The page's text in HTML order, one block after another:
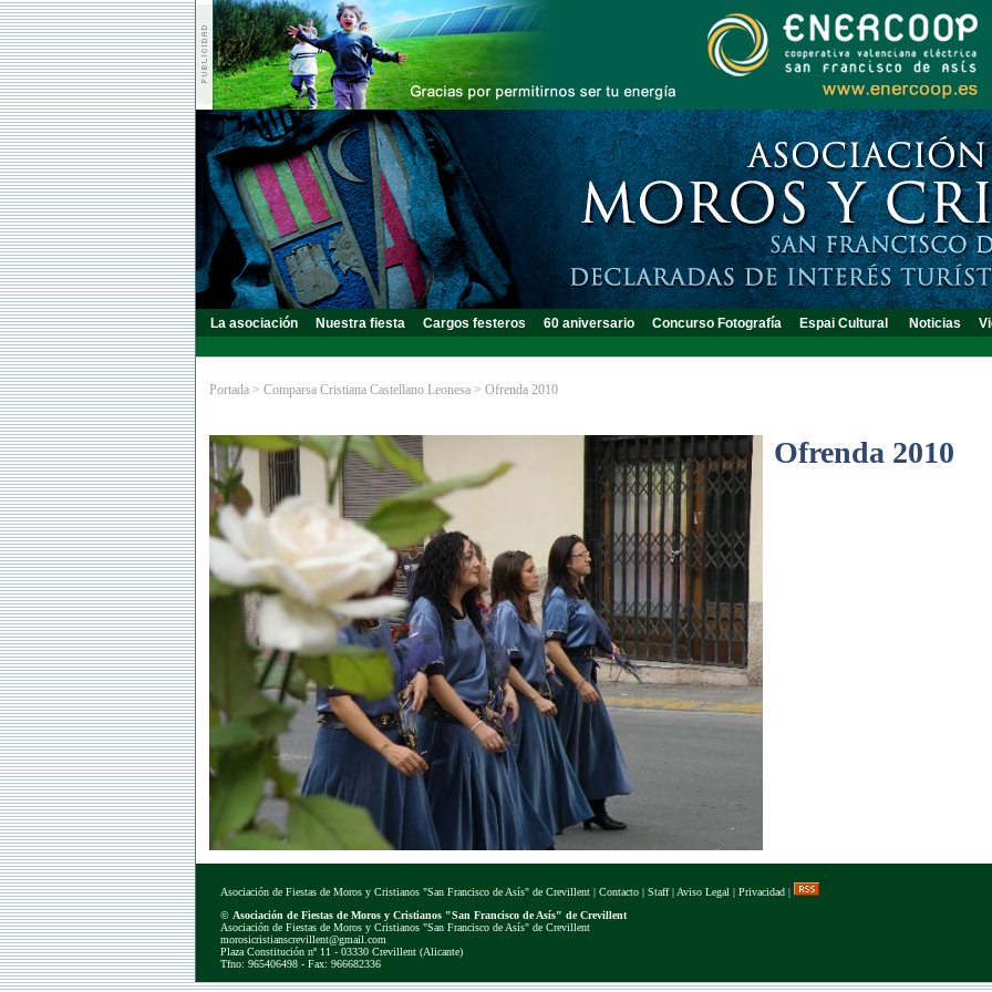
La asociación Nuestra fiesta Cargos festeros 60 aniversario Concurso Fotografía Espai Cultural Noticias
Portada > Comparsa Cristiana Castellano Leonesa > Ofrenda 2010
Ofrenda 2010
Asociación de Fiestas de Moros y Cristianos "San Francisco de Asís" de Crevillent | Contacto | Staff| Aviso Legal | Privacidad |
© Asociación de Fiestas de Moros y Cristianos "San Francisco de Asís" de Crevillent
Asociación de Fiestas de Moros y Cristianos "San Francisco de Asís" de Crevillent
morosicristianscrevillent@gmail.com
Plaza Constitución nº 11 - 03330 Crevillent (Alicante)
Tfno: 965406498 - Fax: 966682336